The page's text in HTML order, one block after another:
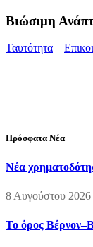
Bιώσιμη
Ταυτότητα –
Πρόσφατα Νέα
Νέα
8 Αυγούστου 2026
Το όρος